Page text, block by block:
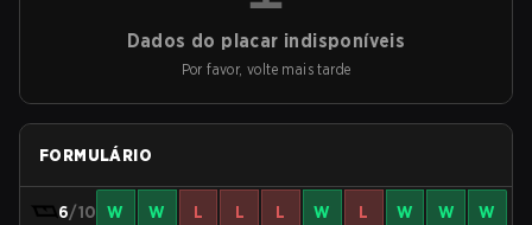
Dados do placar indisponíveis
Por favor, volte mais tarde
FORMULÁRIO
6/10 W W L L L W L W W W